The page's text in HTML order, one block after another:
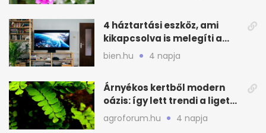
4 háztartási eszköz, ami
kikapcsolva is melegíti a
lakást
bien.hu 4 napja
Árnyékos kertből modern
oázis: így lett trendi a ligetes
zöld
agroforum.hu 4 napja